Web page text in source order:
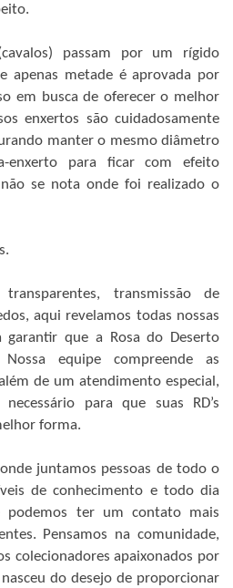
passam por um rígido
apenas metade é aprovada por
em busca de oferecer o melhor
enxertos são cuidadosamente
manter o mesmo diâmetro
para ficar com efeito
se nota onde foi realizado o
transmissão de
aqui revelamos todas nossas
garantir que a Rosa do Deserto
equipe compreende as
de um atendimento especial,
para que suas RD’s
forma.
juntamos pessoas de todo o
de conhecimento e todo dia
podemos ter um contato mais
Pensamos na comunidade,
colecionadores apaixonados por
nasceu do desejo de proporcionar